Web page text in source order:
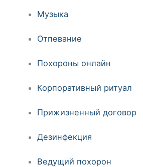
Музыка
Отпевание
Похороны онлайн
Корпоративный ритуал
Прижизненный договор
Дезинфекция
Ведущий похорон